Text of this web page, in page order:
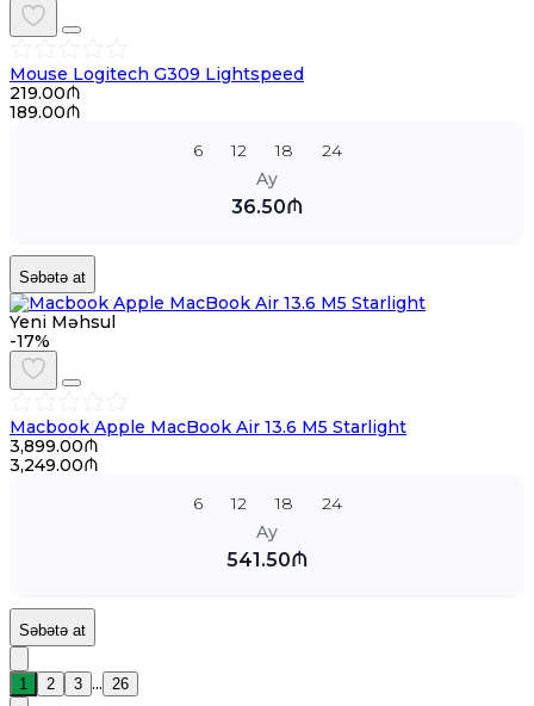
Mouse Logitech G309 Lightspeed
219.00₼
189.00₼
6
12 18
24
Ay
36.50₼
Səbətə at
Yeni Məhsul
-17%
Macbook Apple MacBook Air 13.6 M5 Starlight
3,899.00₼
3,249.00₼
6
12 18
24
Ay
541.50₼
Səbətə at
1 2 3 ... 26